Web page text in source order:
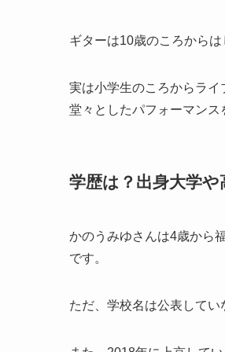
ギターは10歳のころから
実は小学生のころからラ
堂々としたパフォーマンス
学歴は？出身大学や
かのうみゆさんは4歳から
です。
ただ、学校名は公表してい